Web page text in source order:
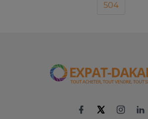
504